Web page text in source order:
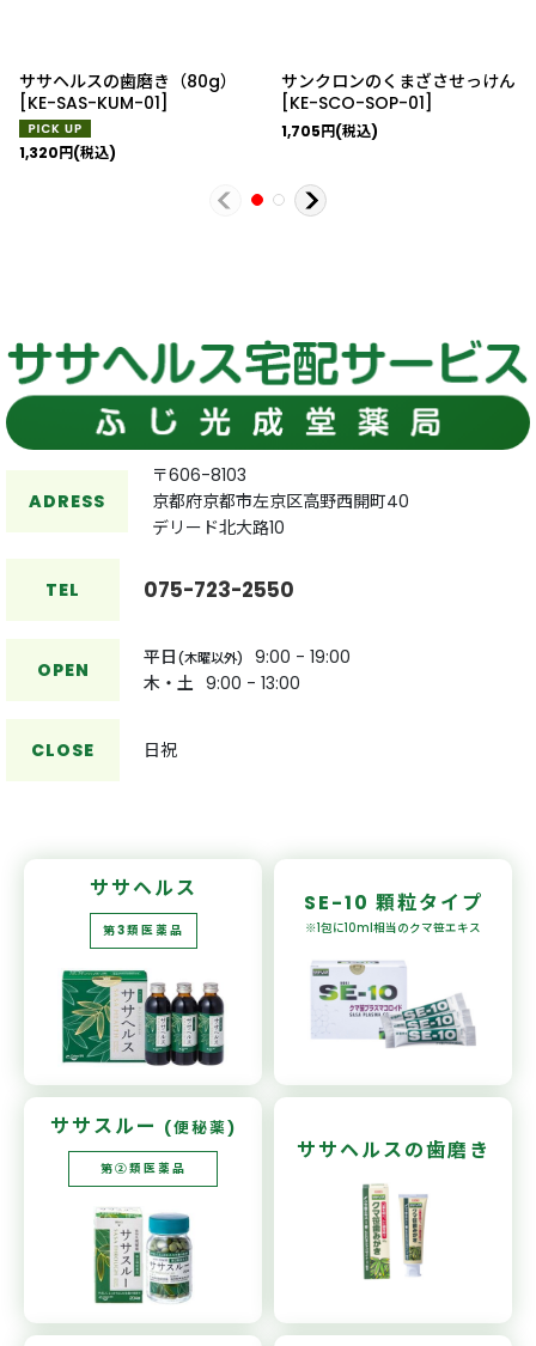
ササヘルスの歯磨き（80g）
[KE-SAS-KUM-01]
1,320円(税込)
サンクロンのくまざさせっけん
[KE-SCO-SOP-01]
1,705円(税込)
ADRESS
〒606-8103
京都府京都市左京区高野西開町40
デリード北大路10
TEL 075-723-2550
OPEN
平日(木曜以外)
9:00 - 19:00
木・土 9:00 - 13:00
CLOSE 日祝
ササヘルス
第3類医薬品
SE-10 顆粒タイプ
※1包に10ml相当のクマ笹エキス
ササスルー (便秘薬)
第②類医薬品
ササヘルスの歯磨き